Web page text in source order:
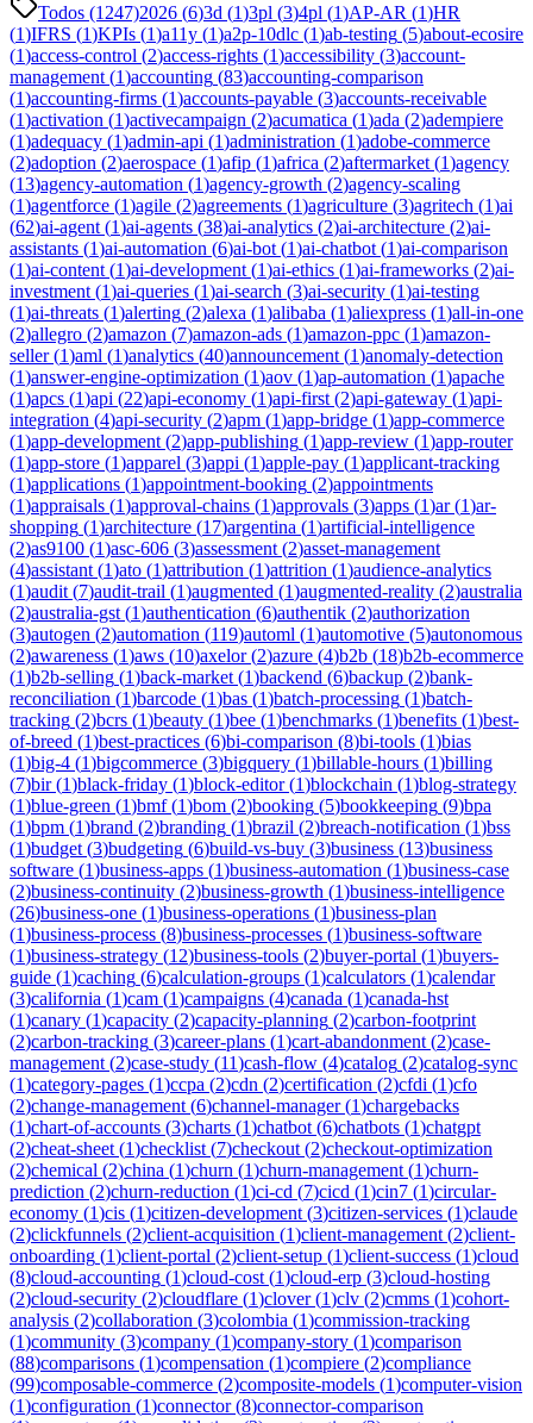
Todos (1247)2026 (6)3d (1)3pl (3)4pl (1)AP-AR (1)HR
(1)IFRS (1)KPIs (1)a11y (1)a2p-10dlc (1)ab-testing (5)about-ecosire
(1)access-control (2)access-rights (1)accessibility (3)account-
management (1)accounting (83)accounting-comparison
(1)accounting-firms (1)accounts-payable (3)accounts-receivable
(1)activation (1)activecampaign (2)acumatica (1)ada (2)adempiere
(1)adequacy (1)admin-api (1)administration (1)adobe-commerce
(2)adoption (2)aerospace (1)afip (1)africa (2)aftermarket (1)agency
(13)agency-automation (1)agency-growth (2)agency-scaling
(1)agentforce (1)agile (2)agreements (1)agriculture (3)agritech (1)ai
(62)ai-agent (1)ai-agents (38)ai-analytics (2)ai-architecture (2)ai-
assistants (1)ai-automation (6)ai-bot (1)ai-chatbot (1)ai-comparison
(1)ai-content (1)ai-development (1)ai-ethics (1)ai-frameworks (2)ai-
investment (1)ai-queries (1)ai-search (3)ai-security (1)ai-testing
(1)ai-threats (1)alerting (2)alexa (1)alibaba (1)aliexpress (1)all-in-one
(2)allegro (2)amazon (7)amazon-ads (1)amazon-ppc (1)amazon-
seller(1)aml (1)analytics (40)announcement (1)anomaly-detection
(1)answer-engine-optimization (1)aov (1)ap-automation (1)apache
(1)apcs (1)api (22)api-economy (1)api-first (2)api-gateway (1)api-
integration (4)api-security (2)apm (1)app-bridge (1)app-commerce
(1)app-development (2)app-publishing (1)app-review (1)app-router
(1)app-store (1)apparel (3)appi (1)apple-pay (1)applicant-tracking
(1)applications (1)appointment-booking (2)appointments
(1)appraisals (1)approval-chains (1)approvals (3)apps (1)ar(1)ar-
shopping (1)architecture (17)argentina (1)artificial-intelligence
(2)as9100 (1)asc-606 (3)assessment (2)asset-management
(4)assistant (1)ato (1)attribution (1)attrition (1)audience-analytics
(1)audit (7)audit-trail (1)augmented (1)augmented-reality (2)australia
(2)australia-gst (1)authentication (6)authentik (2)authorization
(3)autogen (2)automation (119)automl (1)automotive (5)autonomous
(2)awareness (1)aws (10)axelor(2)azure (4)b2b (18)b2b-ecommerce
(1)b2b-selling (1)back-market (1)backend (6)backup (2)bank-
reconciliation (1)barcode (1)bas (1)batch-processing (1)batch-
tracking (2)bcrs (1)beauty (1)bee (1)benchmarks (1)benefits (1)best-
of-breed (1)best-practices (6)bi-comparison (8)bi-tools (1)bias
(1)big-4 (1)bigcommerce (3)bigquery (1)billable-hours (1)billing
(7)bir(1)black-friday (1)block-editor(1)blockchain (1)blog-strategy
(1)blue-green (1)bmf(1)bom (2)booking (5)bookkeeping (9)bpa
(1)bpm (1)brand (2)branding (1)brazil (2)breach-notification (1)bss
(1)budget (3)budgeting (6)build-vs-buy (3)business (13)business
software (1)business-apps (1)business-automation (1)business-case
(2)business-continuity (2)business-growth (1)business-intelligence
(26)business-one (1)business-operations (1)business-plan
(1)business-process (8)business-processes (1)business-software
(1)business-strategy (12)business-tools (2)buyer-portal (1)buyers-
guide (1)caching (6)calculation-groups (1)calculators (1)calendar
(3)california (1)cam (1)campaigns (4)canada (1)canada-hst
(1)canary (1)capacity (2)capacity-planning (2)carbon-footprint
(2)carbon-tracking (3)career-plans (1)cart-abandonment (2)case-
management (2)case-study (11)cash-flow (4)catalog (2)catalog-sync
(1)category-pages (1)ccpa (2)cdn (2)certification (2)cfdi (1)cfo
(2)change-management (6)channel-manager(1)chargebacks
(1)chart-of-accounts (3)charts (1)chatbot (6)chatbots (1)chatgpt
(2)cheat-sheet (1)checklist (7)checkout (2)checkout-optimization
(2)chemical (2)china (1)churn (1)churn-management (1)churn-
prediction (2)churn-reduction (1)ci-cd (7)cicd (1)cin7 (1)circular-
economy (1)cis (1)citizen-development (3)citizen-services (1)claude
(2)clickfunnels (2)client-acquisition (1)client-management (2)client-
onboarding (1)client-portal (2)client-setup (1)client-success (1)cloud
(8)cloud-accounting (1)cloud-cost (1)cloud-erp (3)cloud-hosting
(2)cloud-security (2)cloudflare (1)clover(1)clv (2)cmms (1)cohort-
analysis (2)collaboration (3)colombia (1)commission-tracking
(1)community (3)company (1)company-story (1)comparison
(88)comparisons (1)compensation (1)compiere (2)compliance
(99)composable-commerce (2)composite-models (1)computer-vision
(1)configuration (1)connector(8)connector-comparison